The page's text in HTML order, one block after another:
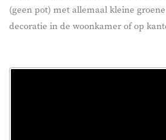
(geen pot) met allemaal kleine
decoratie in de woonkamer of op